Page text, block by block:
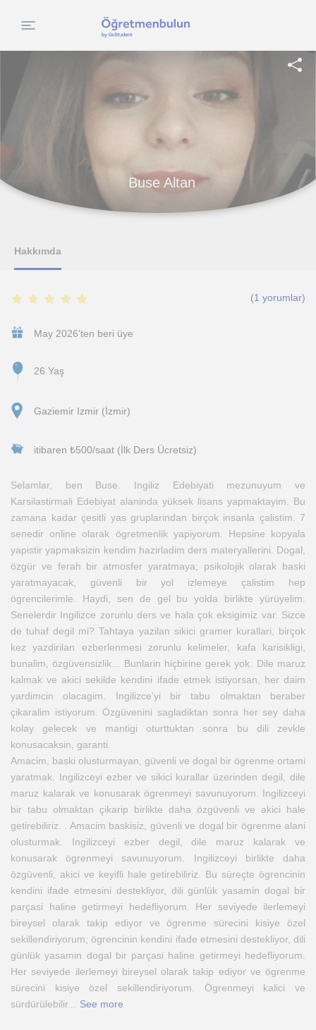
Buse Altan
Hakkımda
(1 yorumlar)
May 2026'ten beri üye
26 Yaş
Gaziemir Izmir (İzmir)
itibaren ₺500/saat (İlk Ders Ücretsiz)
Selamlar, ben Buse. Ingiliz Edebiyati mezunuyum ve
Karsilastirmali Edebiyat alaninda yüksek lisans yapmaktayim. Bu
zamana kadar çesitli yas gruplarindan birçok insanla çalistim. 7
senedir online olarak ögretmenlik yapiyorum. Hepsine kopyala
yapistir yapmaksizin kendim hazirladim ders materyallerini. Dogal,
özgür ve ferah bir atmosfer yaratmaya; psikolojik olarak baski
yaratmayacak, güvenli bir yol izlemeye çalistim hep
ögrencilerimle. Haydi, sen de gel bu yolda birlikte yürüyelim.
Senelerdir Ingilizce zorunlu ders ve hala çok eksigimiz var. Sizce
de tuhaf degil mi? Tahtaya yazilan sikici gramer kurallari, birçok
kez yazdirilan ezberlenmesi zorunlu kelimeler, kafa karisikligi,
bunalim, özgüvensizlik... Bunlarin hiçbirine gerek yok. Dile maruz
kalmak ve akici sekilde kendini ifade etmek istiyorsan, her daim
yardimcin olacagim. Ingilizce'yi bir tabu olmaktan beraber
çikaralim istiyorum. Özgüvenini sagladiktan sonra her sey daha
kolay gelecek ve mantigi oturttuktan sonra bu dili zevkle
konusacaksin, garanti.
Amacim, baski olusturmayan, güvenli ve dogal bir ögrenme ortami
yaratmak. Ingilizceyi ezber ve sikici kurallar üzerinden degil, dile
maruz kalarak ve konusarak ögrenmeyi savunuyorum. Ingilizceyi
bir tabu olmaktan çikarip birlikte daha özgüvenli ve akici hale
getirebiliriz. . Amacim baskisiz, güvenli ve dogal bir ögrenme alani
olusturmak. Ingilizceyi ezber degil, dile maruz kalarak ve
konusarak ögrenmeyi savunuyorum. Ingilizceyi birlikte daha
özgüvenli, akici ve keyifli hale getirebiliriz. Bu süreçte ögrencinin
kendini ifade etmesini destekliyor, dili günlük yasamin dogal bir
parçasi haline getirmeyi hedefliyorum. Her seviyede ilerlemeyi
bireysel olarak takip ediyor ve ögrenme sürecini kisiye özel
sekillendiriyorum; ögrencinin kendini ifade etmesini destekliyor, dili
günlük yasamin dogal bir parçasi haline getirmeyi hedefliyorum.
Her seviyede ilerlemeyi bireysel olarak takip ediyor ve ögrenme
sürecini kisiye özel sekillendiriyorum. Ögrenmeyi kalici ve
sürdürülebilir... See more